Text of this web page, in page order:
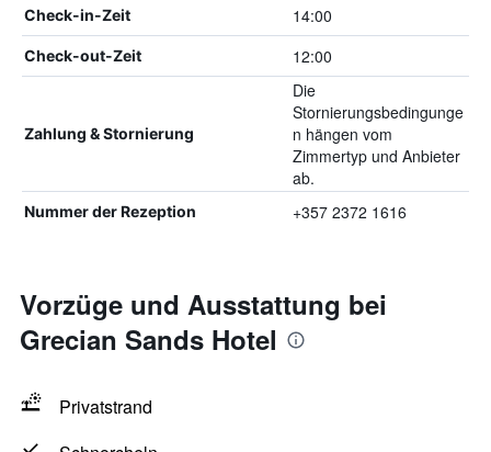
Check-in-Zeit 14:00
Check-out-Zeit 12:00
Zahlung & Stornierung
Die
Stornierungsbedingunge
n hängen vom
Zimmertyp und Anbieter
ab.
Nummer der Rezeption +357 2372 1616
Vorzüge und Ausstattung bei
Grecian Sands Hotel
Privatstrand